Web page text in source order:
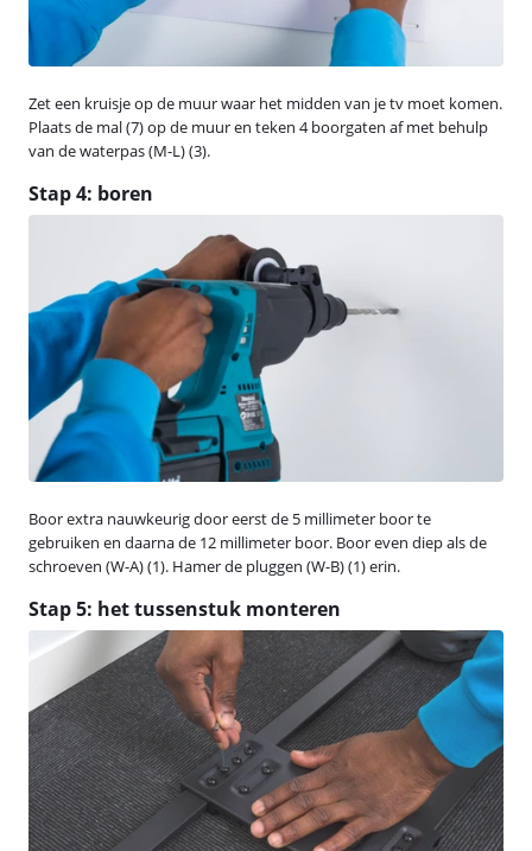
Zet een kruisje op de muur waar het midden van je tv moet komen.
Plaats de mal (7) op de muur en teken 4 boorgaten af met behulp
van de waterpas (M-L) (3).
Stap 4: boren
Boor extra nauwkeurig door eerst de 5 millimeter boor te
gebruiken en daarna de 12 millimeter boor. Boor even diep als de
schroeven (W-A) (1). Hamer de pluggen (W-B) (1) erin.
Stap 5: het tussenstuk monteren